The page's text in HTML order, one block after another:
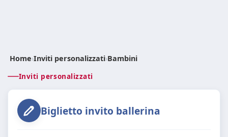
Home›Inviti personalizzati›Bambini
Inviti personalizzati
Biglietto invito ballerina